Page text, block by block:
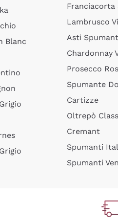
Blanc
Franciacorta
Lambrusco
Asti
Chardonnay
Prosecco
Spumante
Cartizze
Oltrepò
Cremant
Spumanti
Spumanti